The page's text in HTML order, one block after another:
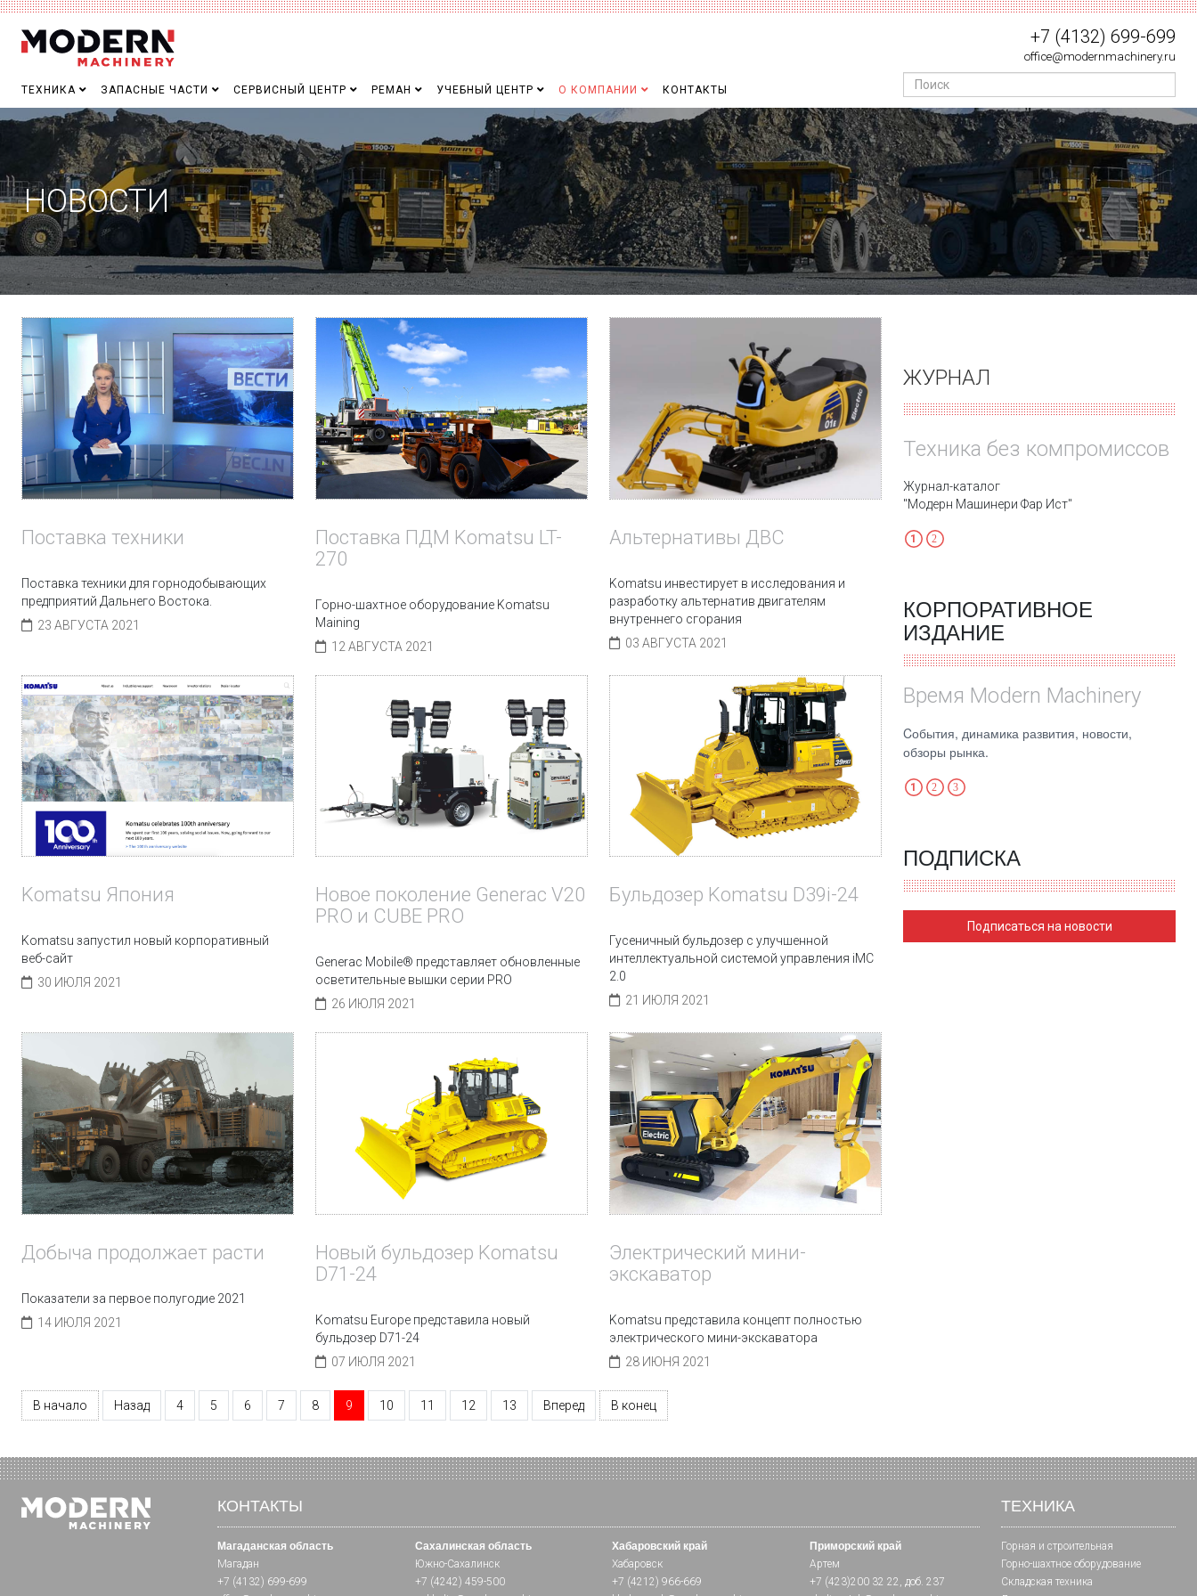
+7 (4132) 699-699
office@modernmachinery.ru
ТЕХНИКА ЗАПАСНЫЕ ЧАСТИ СЕРВИСНЫЙ ЦЕНТР РЕМАН УЧЕБНЫЙ ЦЕНТР О КОМПАНИИ КОНТАКТЫ
НОВОСТИ
Поставка техники
Поставка техники для горнодобывающих
предприятий Дальнего Востока.
23 АВГУСТА 2021
Поставка ПДМ Komatsu LT-
270
Горно-шахтное оборудование Komatsu
Maining
12 АВГУСТА 2021
Альтернативы ДВС
Komatsu инвестирует в исследования и
разработку альтернатив двигателям
внутреннего сгорания
03 АВГУСТА 2021
Komatsu Япония
Komatsu запустил новый корпоративный
веб-сайт
30 ИЮЛЯ 2021
Новое поколение Generac V20
PRO и CUBE PRO
Generac Mobile® представляет обновленные
осветительные вышки серии PRO
26 ИЮЛЯ 2021
Бульдозер Komatsu D39i-24
Гусеничный бульдозер с улучшенной
интеллектуальной системой управления iMC
2.0
21 ИЮЛЯ 2021
Добыча продолжает расти
Показатели за первое полугодие 2021
14 ИЮЛЯ 2021
Новый бульдозер Komatsu
D71-24
Komatsu Europe представила новый
бульдозер D71-24
07 ИЮЛЯ 2021
Электрический мини-
экскаватор
Komatsu представила концепт полностью
электрического мини-экскаватора
28 ИЮНЯ 2021
В начало Назад 4 5 6 7 8 9 10 11 12 13 Вперед В конец
ЖУРНАЛ
Техника без компромиссов
Журнал-каталог
"Модерн Машинери Фар Ист"
КОРПОРАТИВНОЕ
ИЗДАНИЕ
Время Modern Machinery
Cобытия, динамика развития, новости,
обзоры рынка.
ПОДПИСКА
Подписаться на новости
КОНТАКТЫ
Магаданская область
Магадан
+7 (4132) 699-699
Сахалинская область
Южно-Сахалинск
+7 (4242) 459-500
Хабаровский край
Хабаровск
+7 (4212) 966-669
Приморский край
Артем
+7 (423)200 32 22 , доб. 237
ТЕХНИКА
Горная и cтроительная
Горно-шахтное оборудование
Складская техника